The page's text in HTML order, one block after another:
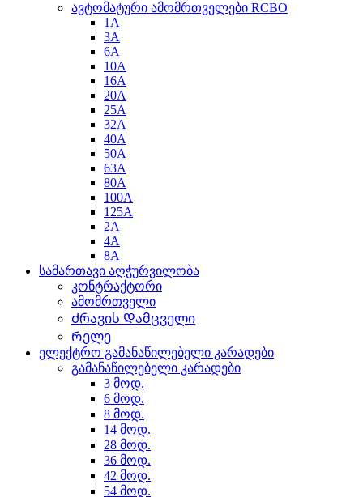
ავტომატური ამომრთველები RCBO
1A
3A
6A
10A
16A
20A
25A
32A
40A
50A
63A
80A
100A
125A
2A
4A
8A
სამართავი აღჭურვილობა
კონტრაქტორი
ამომრთველი
Ძრავის Დამცველი
Რელე
ელექტრო გამანაწილებელი კარადები
გამანაწილებელი კარადები
3 მოდ.
6 მოდ.
8 მოდ.
14 მოდ.
28 მოდ.
36 მოდ.
42 მოდ.
54 მოდ.